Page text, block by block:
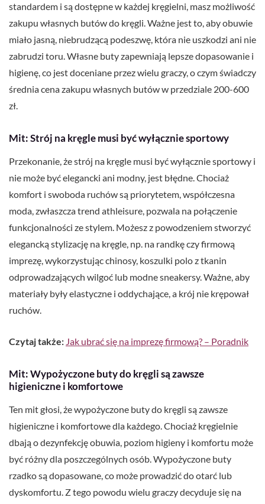
standardem i są dostępne w każdej kręgielni, masz możliwość
zakupu własnych butów do kręgli. Ważne jest to, aby obuwie
miało jasną, niebrudzącą podeszwę, która nie uszkodzi ani nie
zabrudzi toru. Własne buty zapewniają lepsze dopasowanie i
higienę, co jest doceniane przez wielu graczy, o czym świadczy
średnia cena zakupu własnych butów w przedziale 200-600
zł.
Mit: Strój na kręgle musi być wyłącznie sportowy
Przekonanie, że strój na kręgle musi być wyłącznie sportowy i
nie może być elegancki ani modny, jest błędne. Chociaż
komfort i swoboda ruchów są priorytetem, współczesna
moda, zwłaszcza trend athleisure, pozwala na połączenie
funkcjonalności ze stylem. Możesz z powodzeniem stworzyć
elegancką stylizację na kręgle, np. na randkę czy firmową
imprezę, wykorzystując chinosy, koszulki polo z tkanin
odprowadzających wilgoć lub modne sneakersy. Ważne, aby
materiały były elastyczne i oddychające, a krój nie krępował
ruchów.
Czytaj także: Jak ubrać się na imprezę firmową? – Poradnik
Mit: Wypożyczone buty do kręgli są zawsze
higieniczne i komfortowe
Ten mit głosi, że wypożyczone buty do kręgli są zawsze
higieniczne i komfortowe dla każdego. Chociaż kręgielnie
dbają o dezynfekcję obuwia, poziom higieny i komfortu może
być różny dla poszczególnych osób. Wypożyczone buty
rzadko są dopasowane, co może prowadzić do otarć lub
dyskomfortu. Z tego powodu wielu graczy decyduje się na